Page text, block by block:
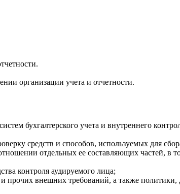
организации учета и отчетности.
бухгалтерского учета и внутреннего
средств и способов, используемых для
отдельных ее составляющих частей, в
контроля аудируемого лица;
прочих внешних требований, а также